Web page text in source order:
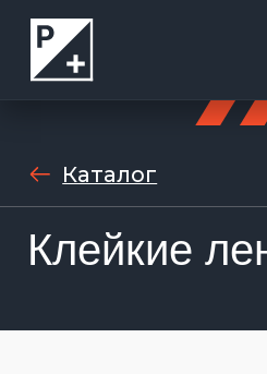
Клейкие ленты